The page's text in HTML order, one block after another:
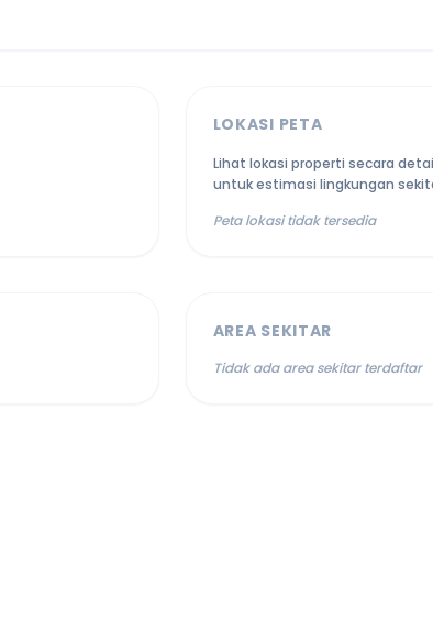
LOKASI PETA
Lihat lokasi properti secara
untuk estimasi lingkungan
Peta lokasi tidak tersedia
AREA SEKITAR
Tidak ada area sekitar terdaftar